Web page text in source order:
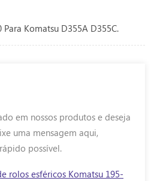
Komatsu D355A D355C.
em nossos produtos e deseja
uma mensagem aqui,
possível.
rolos esféricos Komatsu 195-